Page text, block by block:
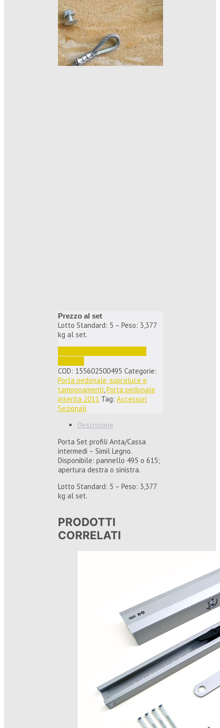
Prezzo al set
Lotto Standard: 5 – Peso: 3,377
kg al set.
COD: 155602500495 Categorie:
Porta pedonale, sopraluce e
tamponamenti,Porta pedonale
inserita 2011 Tag: Accessori
Sezionali
Descrizione
Porta Set profili Anta/Cassa
intermedi – Simil Legno.
Disponibile: pannello 495 o 615;
apertura destra o sinistra.
Lotto Standard: 5 – Peso: 3,377
kg al set.
PRODOTTI
CORRELATI